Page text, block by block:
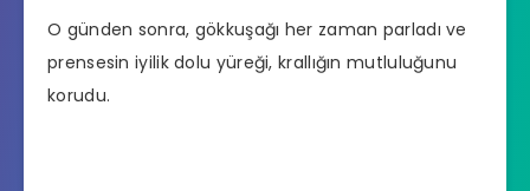
O günden sonra, gökkuşağı her zaman parladı ve
prensesin iyilik dolu yüreği, krallığın mutluluğunu
korudu.